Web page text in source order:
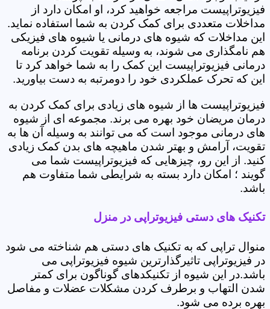
فیزیوتراپیست مراجعه خواهید کرد، او امکان دارد از
مداخلات متعددی برای کمک کردن به شما استفاده نماید.
این مداخلات که شیوه های درمانی یا شیوه های فیزیکی
هم نامگذاری می شوند، به وسیله تقویت کردن برنامه
درمانی فیزیوتراپیست این کمک را به شما خواهد کرد تا
این که تحرک عملکردی خود را دومرتبه به دست بیاورید.
فیزیوتراپیست ها از شیوه های زیادی برای کمک کردن به
درمان مریضان خود بهره می برند. مجموعه ای از شیوه
های درمانی موجود است که می توانند به وسیله آن ها به
تقویت، آرامش و بهتر شدن ماهیچه های بدن کمک زیادی
کنید. از این رو، چیزهایی که فیزیوتراپیست شما می
گویند ؛ امکان دارد بسته به شرایطی شما متفاوت هم
باشد.
تکنیک های دستی فیزیوتراپی در منزل
منوال تراپی که به تکنیک های دستی هم شناخته می شود
در فیزیوتراپی تاثیرگذارترین شیوه فیزیوتراپی می
باشد.در این شیوه از تکنیکدهای گوناگون برای کمتر
شدن التهاب و برطرف کردن مشکلات عضلات و مفاصل
بهره برده می شود.